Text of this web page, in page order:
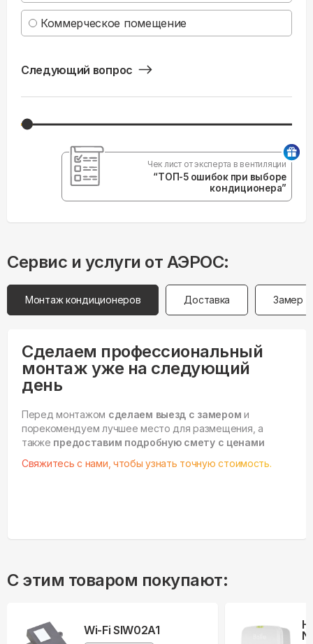
Коммерческое помещение
Следующий вопрос
Чек лист от эксперта в вентиляции
“ТОП-5 ошибок при выборе
кондиционера”
Сервис и услуги от АЭРОС:
Монтаж кондиционеров Доставка Замер
Сделаем профессиональный
монтаж уже на следующий
день
Перед монтажом сделаем выезд с замером и
порекомендуем лучшее место для размещения, а
также предоставим подробную смету с ценами
Свяжитесь с нами, чтобы узнать точную стоимость.
С этим товаром покупают:
Wi-Fi SIW02A1